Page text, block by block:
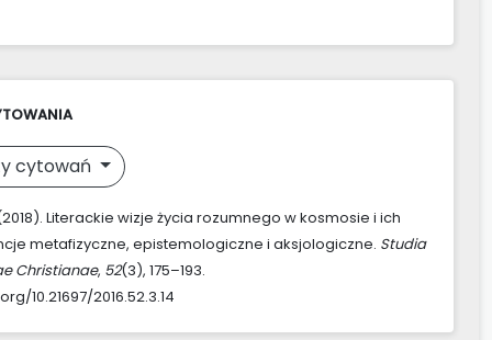
cytowań
Literackie wizje życia rozumnego w kosmosie i ich
metafizyczne, epistemologiczne i aksjologiczne. Studia
Christianae, 52(3), 175–193.
10.21697/2016.52.3.14